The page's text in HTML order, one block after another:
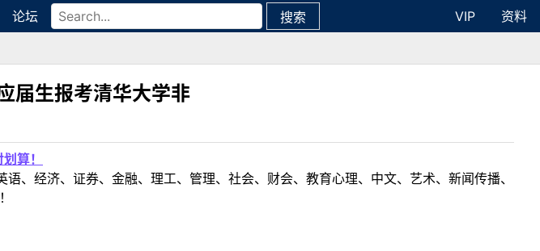
论坛 搜索 VIP
资料
届生报考清华大学非
算！
、经济、证券、金融、理工、管理、社会、财会、教育心理、中文、艺术、新闻传播、